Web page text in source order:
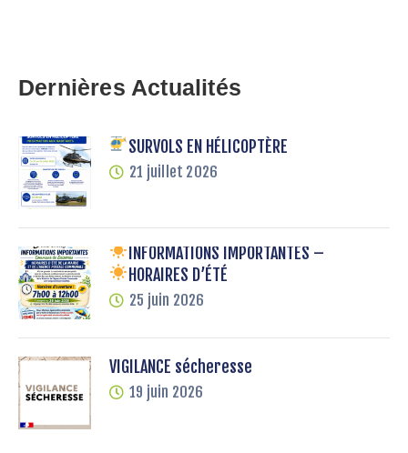
Dernières Actualités
SURVOLS EN HÉLICOPTÈRE
21 juillet 2026
INFORMATIONS IMPORTANTES –
HORAIRES D’ÉTÉ
25 juin 2026
VIGILANCE sécheresse
19 juin 2026